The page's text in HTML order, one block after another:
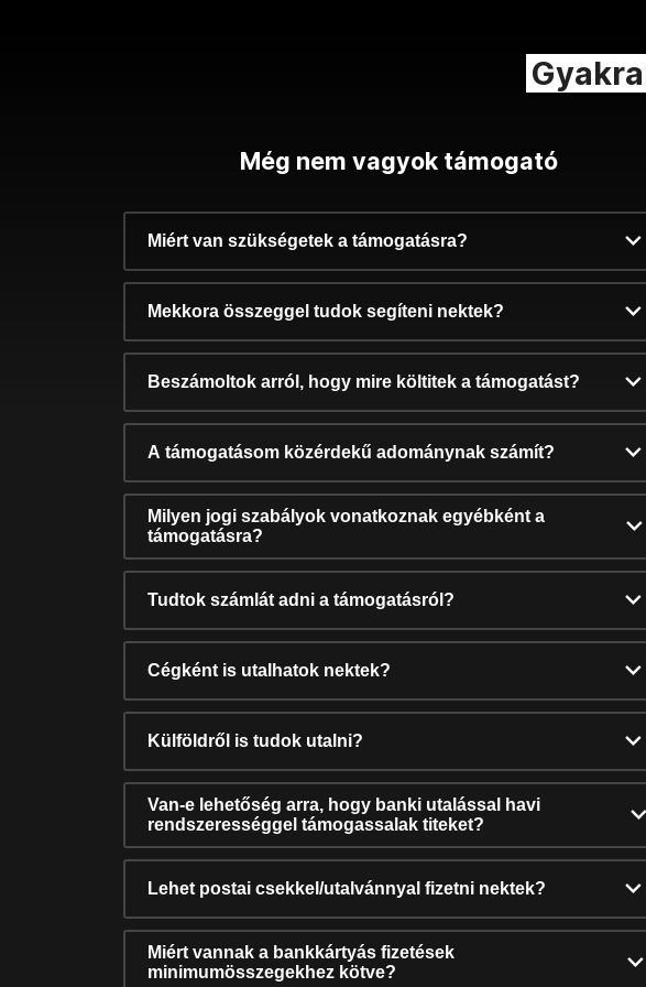
Még nem vagyok támogató
Miért van szükségetek a támogatásra?
Mekkora összeggel tudok segíteni nektek?
Beszámoltok arról, hogy mire költitek a támogatást?
A támogatásom közérdekű adománynak számít?
Milyen jogi szabályok vonatkoznak egyébként a
támogatásra?
Tudtok számlát adni a támogatásról?
Cégként is utalhatok nektek?
Külföldről is tudok utalni?
Van-e lehetőség arra, hogy banki utalással havi
rendszerességgel támogassalak titeket?
Lehet postai csekkel/utalvánnyal fizetni nektek?
Miért vannak a bankkártyás fizetések
minimumösszegekhez kötve?